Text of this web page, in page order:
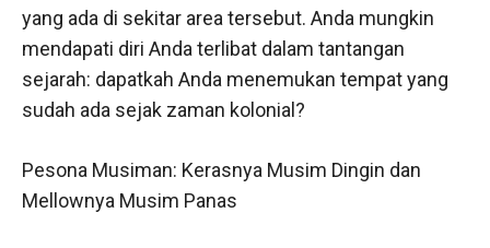
yang ada di sekitar area tersebut. Anda mungkin
mendapati diri Anda terlibat dalam tantangan
sejarah: dapatkah Anda menemukan tempat yang
sudah ada sejak zaman kolonial?
Pesona Musiman: Kerasnya Musim Dingin dan
Mellownya Musim Panas